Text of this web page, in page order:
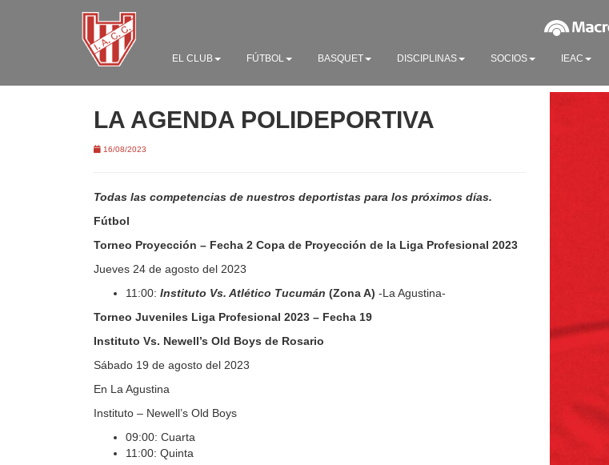
EL CLUB FÚTBOL BASQUET DISCIPLINAS SOCIOS IEAC
LA AGENDA POLIDEPORTIVA
16/08/2023
Todas las competencias de nuestros deportistas para los próximos días.
Fútbol
Torneo Proyección – Fecha 2 Copa de Proyección de la Liga Profesional 2023
Jueves 24 de agosto del 2023
11:00: Instituto Vs. Atlético Tucumán (Zona A) -La Agustina-
Torneo Juveniles Liga Profesional 2023 – Fecha 19
Instituto Vs. Newell’s Old Boys de Rosario
Sábado 19 de agosto del 2023
En La Agustina
Instituto – Newell’s Old Boys
09:00: Cuarta
11:00: Quinta